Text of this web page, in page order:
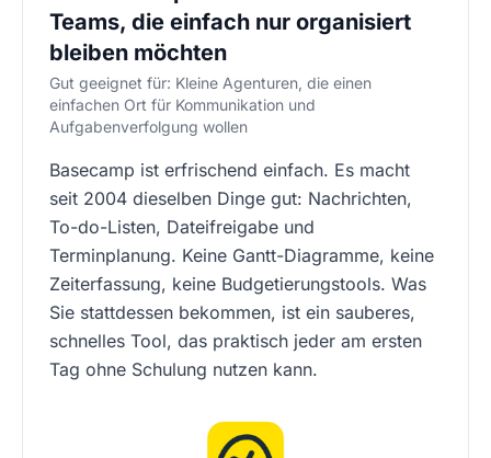
Teams, die einfach nur organisiert
bleiben möchten
Gut geeignet für: Kleine Agenturen, die einen
einfachen Ort für Kommunikation und
Aufgabenverfolgung wollen
Basecamp ist erfrischend einfach. Es macht
seit 2004 dieselben Dinge gut: Nachrichten,
To-do-Listen, Dateifreigabe und
Terminplanung. Keine Gantt-Diagramme, keine
Zeiterfassung, keine Budgetierungstools. Was
Sie stattdessen bekommen, ist ein sauberes,
schnelles Tool, das praktisch jeder am ersten
Tag ohne Schulung nutzen kann.